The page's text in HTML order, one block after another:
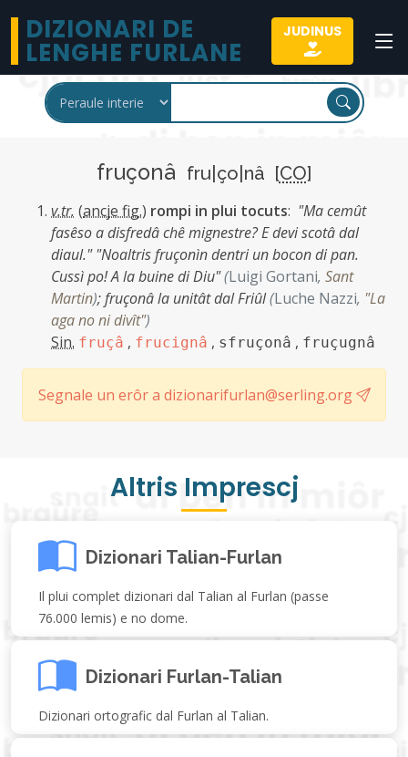
DIZIONARI DE
LENGHE FURLANE
JUDINUS
fruçonâ fru|ço|nâ [CO]
v.tr. (ancje fig.) rompi in plui tocuts: "Ma cemût
fasêso a disfredâ chê mignestre? E devi scotâ dal
diaul." "Noaltris fruçonìn dentri un bocon di pan.
Cussì po! A la buine di Diu"(Luigi Gortani, Sant
Martin);fruçonâ la unitât dal Friûl(Luche Nazzi, "La
aga no ni divît")
Sin. fruçâ , frucignâ , sfruçonâ , fruçugnâ
Segnale un erôr a dizionarifurlan@serling.org
Altris Imprescj
Dizionari Talian-Furlan
Il plui complet dizionari dal Talian al Furlan (passe
76.000 lemis) e no dome.
Dizionari Furlan-Talian
Dizionari ortografic dal Furlan al Talian.